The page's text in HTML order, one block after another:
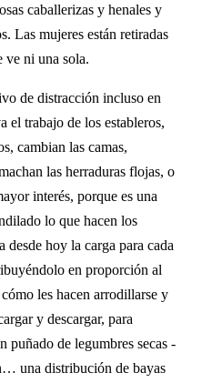
caballerizas y henales y
Las mujeres están retiradas
ve ni una sola.
de distracción incluso en
el trabajo de los estableros,
cambian las camas,
las herraduras flojas, o
interés, porque es una
lo que hacen los
desde hoy la carga para cada
en proporción al
les hacen arrodillarse y
y descargar, para
puñado de legumbres secas -
una distribución de bayas